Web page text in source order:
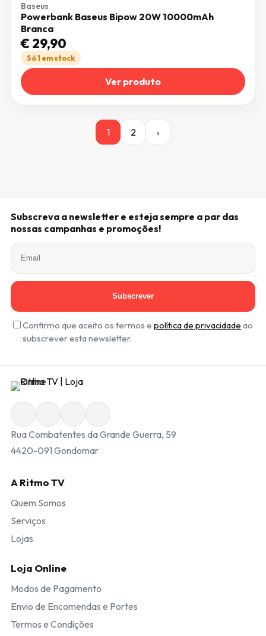
Baseus
Powerbank Baseus Bipow 20W 10000mAh
Branca
€29,90
Só 1 em stock
Ver produto
1 2 ›
Subscreva a newsletter e esteja sempre a par das
nossas campanhas e promoções!
Subscrever
Confirmo que aceito os termos e política de privacidade ao
subscrever esta newsletter.
Rua Combatentes da Grande Guerra, 59
4420-091 Gondomar
A Ritmo TV
Quem Somos
Serviços
Lojas
Loja Online
Modos de Pagamento
Envio de Encomendas e Portes
Termos e Condições